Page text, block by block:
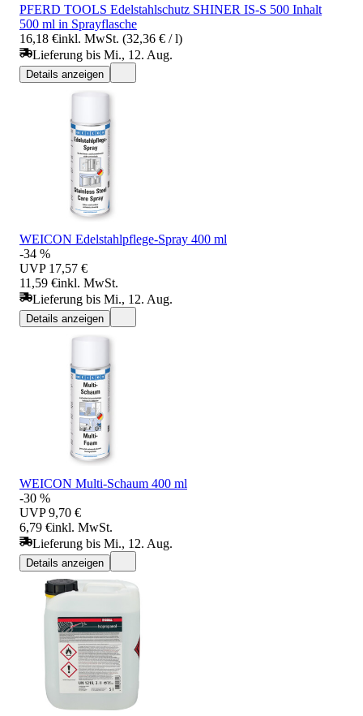
PFERD TOOLS Edelstahlschutz SHINER IS-S 500 Inhalt
500 ml in Sprayflasche
16,18 €inkl. MwSt. (32,36 € / l)
Lieferung bis Mi., 12. Aug.
Details anzeigen
WEICON Edelstahlpflege-Spray 400 ml
-34 %
UVP 17,57 €
11,59 €inkl. MwSt.
Lieferung bis Mi., 12. Aug.
Details anzeigen
WEICON Multi-Schaum 400 ml
-30 %
UVP 9,70 €
6,79 €inkl. MwSt.
Lieferung bis Mi., 12. Aug.
Details anzeigen